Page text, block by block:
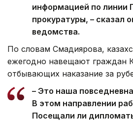
информацией по линии
прокуратуры, – сказал
ведомства.
По словам Смадиярова,
ежегодно навещают граждан
отбывающих наказание за
– Это наша
В этом направлении
Посещали ли